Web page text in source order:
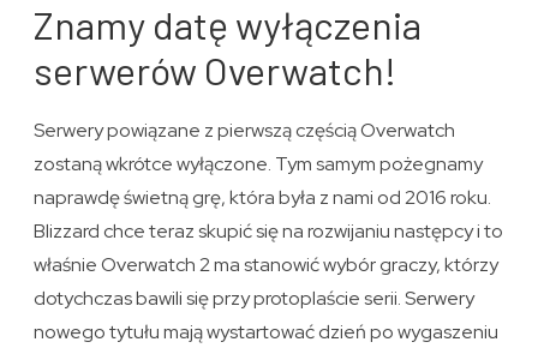
Znamy datę wyłączenia
serwerów Overwatch!
Serwery powiązane z pierwszą częścią Overwatch
zostaną wkrótce wyłączone. Tym samym pożegnamy
naprawdę świetną grę, która była z nami od 2016 roku.
Blizzard chce teraz skupić się na rozwijaniu następcy i to
właśnie Overwatch 2 ma stanowić wybór graczy, którzy
dotychczas bawili się przy protoplaście serii. Serwery
nowego tytułu mają wystartować dzień po wygaszeniu